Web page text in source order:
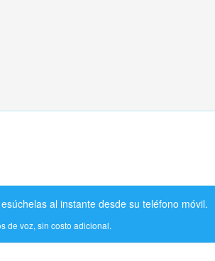
al instante desde su teléfono móvil.
de voz, sin costo adicional.